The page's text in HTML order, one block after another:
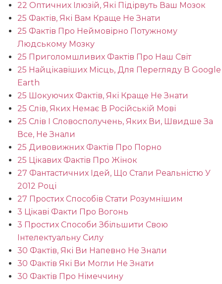
22 Оптичних Ілюзій, Які Підірвуть Ваш Мозок
25 Фактів, Які Вам Краще Не Знати
25 Фактів Про Неймовірно Потужному
Людському Мозку
25 Приголомшливих Фактів Про Наш Світ
25 Найцікавіших Місць, Для Перегляду В Google
Earth
25 Шокуючих Фактів, Які Краще Не Знати
25 Слів, Яких Немає В Російській Мові
25 Слів І Словосполучень, Яких Ви, Швидше За
Все, Не Знали
25 Дивовижних Фактів Про Порно
25 Цікавих Фактів Про Жінок
27 Фантастичних Ідей, Що Стали Реальністю У
2012 Році
27 Простих Способів Стати Розумнішим
3 Цікаві Факти Про Вогонь
3 Простих Способи Збільшити Свою
Інтелектуальну Силу
30 Фактів, Які Ви Напевно Не Знали
30 Фактів Які Ви Могли Не Знати
30 Фактів Про Німеччину